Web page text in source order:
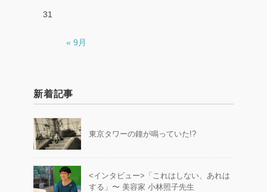
« 9月
31
新着記事
東京タワーの鐘が鳴っていた!?
<インタビュー>「これはしない、あれは
する」〜 美容家 小林照子先生